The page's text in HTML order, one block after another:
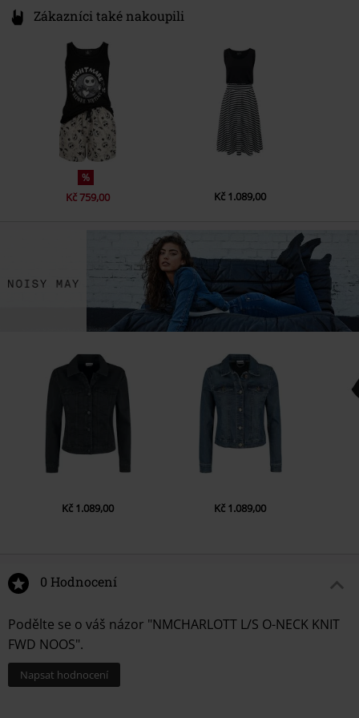
Zákazníci také nakoupili
%
Kč 759,00 Kč 1.089,00
Kč 1.089,00 Kč 1.089,00
0 Hodnocení
Podělte se o váš názor "NMCHARLOTT L/S O-NECK KNIT
FWD NOOS".
Napsat hodnocení